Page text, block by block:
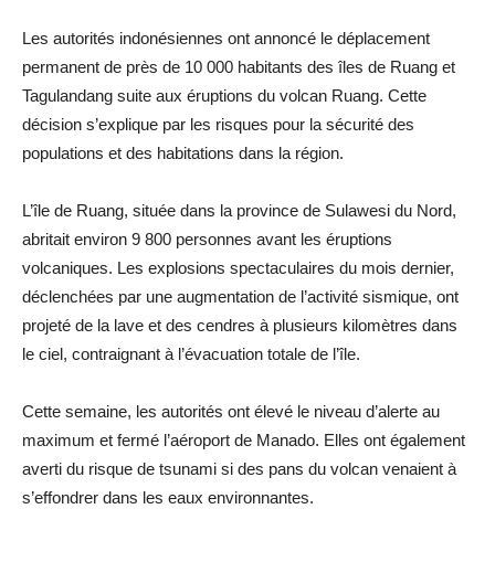
Les autorités indonésiennes ont annoncé le déplacement
permanent de près de 10 000 habitants des îles de Ruang et
Tagulandang suite aux éruptions du volcan Ruang. Cette
décision s’explique par les risques pour la sécurité des
populations et des habitations dans la région.
L’île de Ruang, située dans la province de Sulawesi du Nord,
abritait environ 9 800 personnes avant les éruptions
volcaniques. Les explosions spectaculaires du mois dernier,
déclenchées par une augmentation de l’activité sismique, ont
projeté de la lave et des cendres à plusieurs kilomètres dans
le ciel, contraignant à l’évacuation totale de l’île.
Cette semaine, les autorités ont élevé le niveau d’alerte au
maximum et fermé l’aéroport de Manado. Elles ont également
averti du risque de tsunami si des pans du volcan venaient à
s’effondrer dans les eaux environnantes.